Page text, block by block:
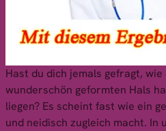
Hast du dich jemals gefragt,
wunderschön geformten Hals
liegen? Es scheint fast wie ein
und neidisch zugleich macht.